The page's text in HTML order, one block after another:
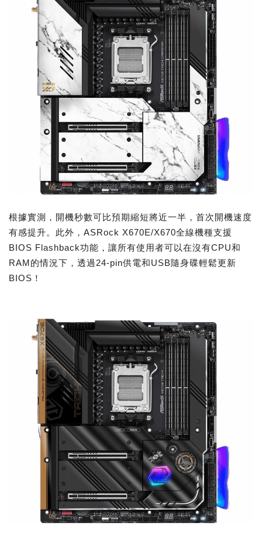
根據實測，開機秒數可比預期縮短將近一半，首次開機速度
有感提升。此外，ASRock X670E/X670全線機種支援
BIOS Flashback功能，讓所有使用者可以在沒有CPU和
RAM的情況下，透過24-pin供電和USB隨身碟輕鬆更新
BIOS！